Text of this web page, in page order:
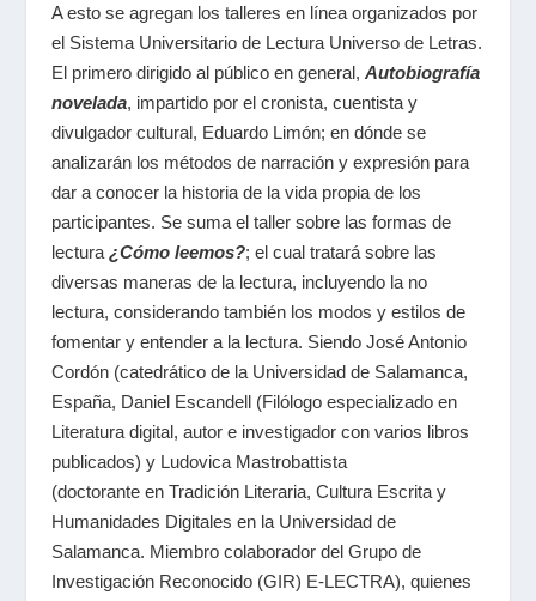
A esto se agregan los talleres en línea organizados por
el Sistema Universitario de Lectura Universo de Letras.
El primero dirigido al público en general, Autobiografía
novelada, impartido por el cronista, cuentista y
divulgador cultural, Eduardo Limón; en dónde se
analizarán los métodos de narración y expresión para
dar a conocer la historia de la vida propia de los
participantes. Se suma el taller sobre las formas de
lectura ¿Cómo leemos?; el cual tratará sobre las
diversas maneras de la lectura, incluyendo la no
lectura, considerando también los modos y estilos de
fomentar y entender a la lectura. Siendo José Antonio
Cordón (catedrático de la Universidad de Salamanca,
España, Daniel Escandell (Filólogo especializado en
Literatura digital, autor e investigador con varios libros
publicados) y Ludovica Mastrobattista
(doctorante en Tradición Literaria, Cultura Escrita y
Humanidades Digitales en la Universidad de
Salamanca. Miembro colaborador del Grupo de
Investigación Reconocido (GIR) E-LECTRA), quienes